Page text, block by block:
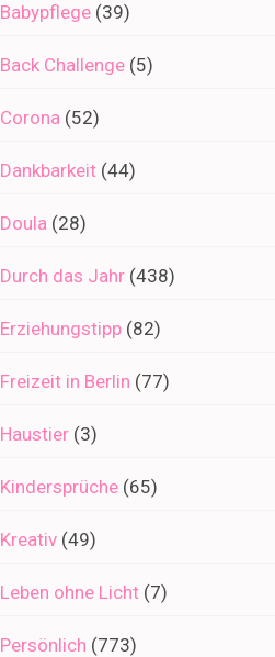
Babypflege (39)
Back Challenge (5)
Corona (52)
Dankbarkeit (44)
Doula (28)
Durch das Jahr (438)
Erziehungstipp (82)
Freizeit in Berlin (77)
Haustier (3)
Kindersprüche (65)
Kreativ (49)
Leben ohne Licht (7)
Persönlich (773)